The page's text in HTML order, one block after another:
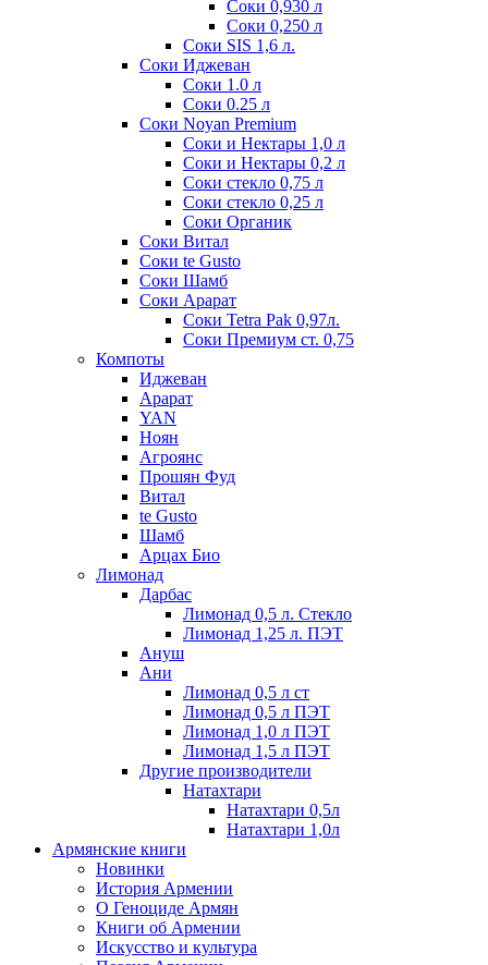
Соки 0,930 л
Соки 0,250 л
Соки SIS 1,6 л.
Соки Иджеван
Соки 1.0 л
Соки 0.25 л
Соки Noyan Premium
Соки и Нектары 1,0 л
Соки и Нектары 0,2 л
Соки стекло 0,75 л
Соки стекло 0,25 л
Соки Органик
Соки Витал
Соки te Gusto
Соки Шамб
Соки Арарат
Соки Tetra Pak 0,97л.
Соки Премиум ст. 0,75
Компоты
Иджеван
Арарат
YAN
Ноян
Агроянс
Прошян Фуд
Витал
te Gusto
Шамб
Арцах Био
Лимонад
Дарбас
Лимонад 0,5 л. Стекло
Лимонад 1,25 л. ПЭТ
Ануш
Ани
Лимонад 0,5 л ст
Лимонад 0,5 л ПЭТ
Лимонад 1,0 л ПЭТ
Лимонад 1,5 л ПЭТ
Другие производители
Натахтари
Натахтари 0,5л
Натахтари 1,0л
Армянские книги
Новинки
История Армении
О Геноциде Армян
Книги об Армении
Иcкусство и культура